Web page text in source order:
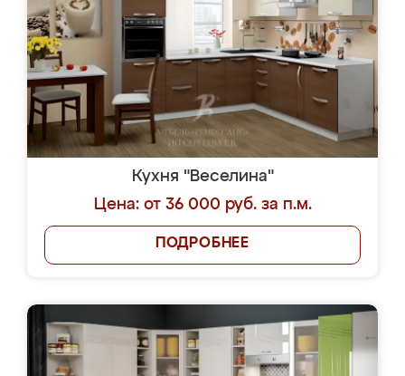
Кухня "Веселина"
Цена: от 36 000 руб. за п.м.
ПОДРОБНЕЕ